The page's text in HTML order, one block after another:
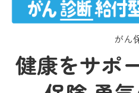
がん
健康をサポ